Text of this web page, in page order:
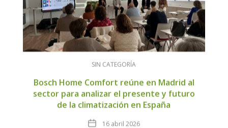
SIN CATEGORÍA
Bosch Home Comfort reúne en Madrid al
sector para analizar el presente y futuro
de la climatización en España
Fecha16 abril 2026